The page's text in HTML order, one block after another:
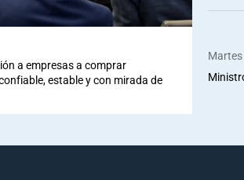
a empresas a comprar
estable y con mirada de